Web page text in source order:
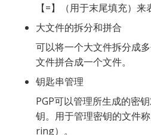
【=】（用于末尾填充）来
大文件的拆分和拼合
可以将一个大文件拆分成
文件拼合成一个文件。
钥匙串管理
PGP可以管理所生成的密
钥。用于管理密钥的文件
ring）。